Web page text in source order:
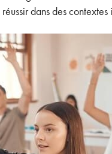
dans des